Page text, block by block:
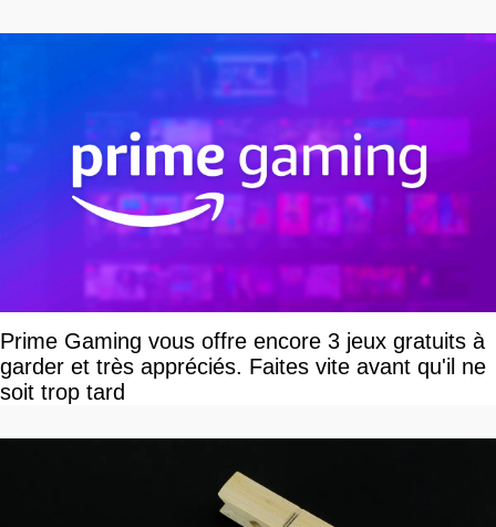
Prime Gaming vous offre encore 3 jeux gratuits à
garder et très appréciés. Faites vite avant qu'il ne
soit trop tard